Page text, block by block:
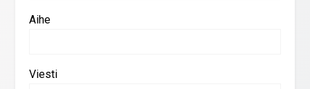
Aihe
Viesti